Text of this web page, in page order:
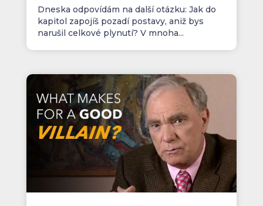
Dneska odpovídám na další otázku: Jak do
kapitol zapojíš pozadí postavy, aniž bys
narušil celkové plynutí? V mnoha...